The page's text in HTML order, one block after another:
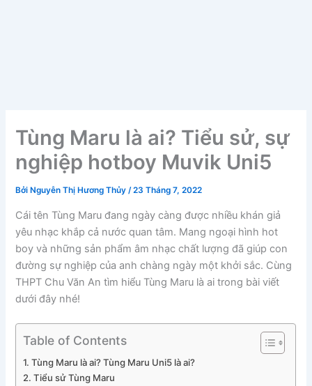
Tùng Maru là ai? Tiểu sử, sự
nghiệp hotboy Muvik Uni5
Bởi Nguyễn Thị Hương Thủy/23 Tháng 7, 2022
Cái tên Tùng Maru đang ngày càng được nhiều khán giả
yêu nhạc khắp cả nước quan tâm. Mang ngoại hình hot
boy và những sản phẩm âm nhạc chất lượng đã giúp con
đường sự nghiệp của anh chàng ngày một khởi sắc. Cùng
THPT Chu Văn An tìm hiểu Tùng Maru là ai trong bài viết
dưới đây nhé!
Table of Contents
Tùng Maru là ai? Tùng Maru Uni5 là ai?
Tiểu sử Tùng Maru